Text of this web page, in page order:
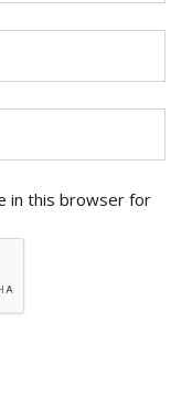
in this browser for